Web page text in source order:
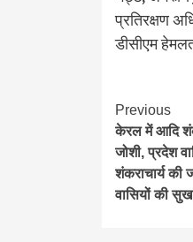
प्रतिरक्षण
डीसीएम
Previous
केरल में आदि
जोशी, प्रदेश
शंकराचार्य की
वासियों की